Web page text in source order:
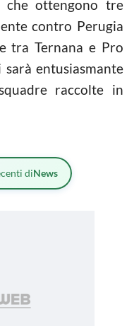
che ottengono tre
contro Perugia
tra Ternana e Pro
entusiasmante
raccolte in
diNews